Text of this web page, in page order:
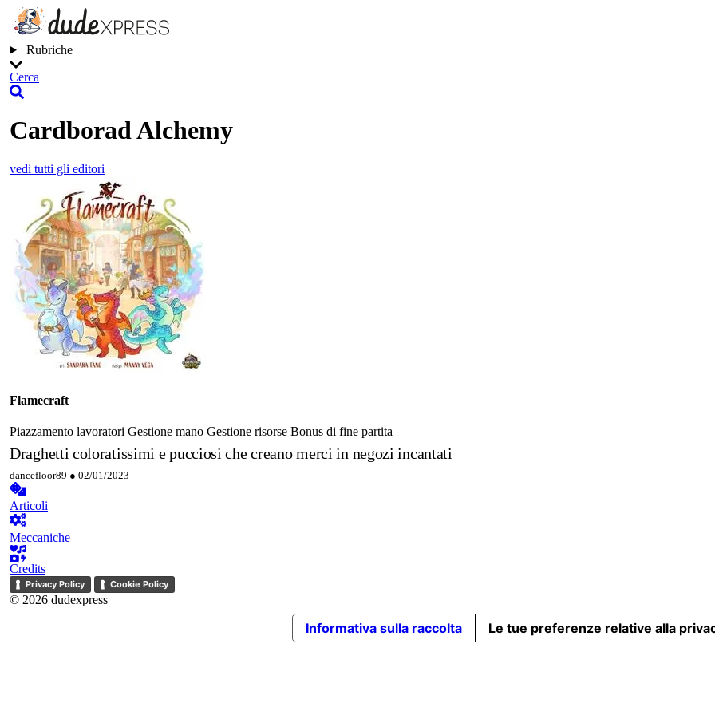
Rubriche
Cerca
Cardborad Alchemy
vedi tutti gli editori
Flamecraft
Piazzamento lavoratori Gestione mano Gestione risorse Bonus di fine partita
Draghetti coloratissimi e pucciosi che creano merci in negozi incantati
dancefloor89 ● 02/01/2023
Articoli
Meccaniche
Credits
Privacy Policy Cookie Policy
© 2026 dudexpress
Informativa sulla raccolta Le tue preferenze relative alla